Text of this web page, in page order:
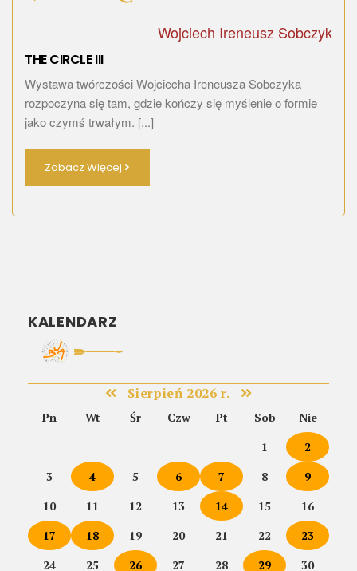
Wojciech Ireneusz Sobczyk
THE CIRCLE III
Wystawa twórczości Wojciecha Ireneusza Sobczyka
rozpoczyna się tam, gdzie kończy się myślenie o formie
jako czymś trwałym. [...]
Zobacz Więcej
KALENDARZ
Sierpień 2026 r.
Pn Wt Śr Czw Pt Sob
Nie
1
2
3
4 5 6 7 8
9
10
11 12 13 14 15
16
17
18 19 20 21 22
23
24
25 26 27 28 29 30